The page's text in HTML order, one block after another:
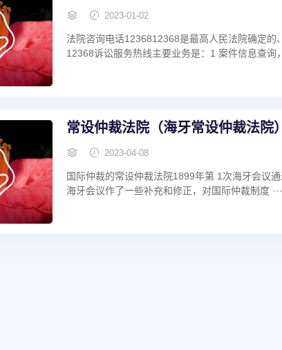
2023-01-02
法院咨询电话1236812368是最高人民法院确定的
12368诉讼服务热线主要业务是：1 案件信息查询，
常设仲裁法院（海牙常设仲裁法院）
2023-04-08
国际仲裁的常设仲裁法院1899年第 1次海牙会议
海牙会议作了一些补充和修正，对国际仲裁制度 ···